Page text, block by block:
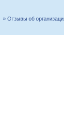
» Отзывы об